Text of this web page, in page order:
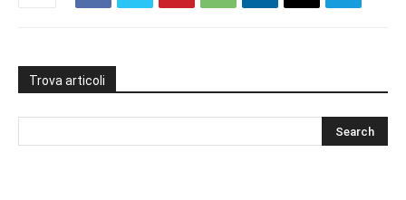
Trova articoli